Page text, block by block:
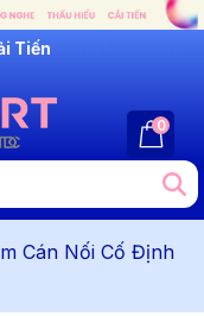
Tiến
0
Cán Nối Cố Định